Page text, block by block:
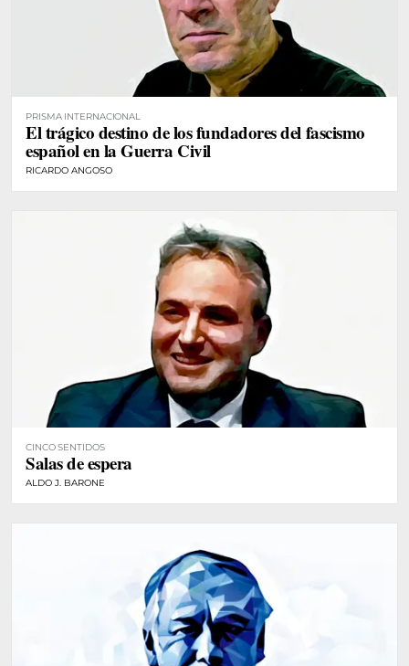
PRISMA INTERNACIONAL
El trágico destino de los fundadores del fascismo
español en la Guerra Civil
RICARDO ANGOSO
CINCO SENTIDOS
Salas de espera
ALDO J. BARONE